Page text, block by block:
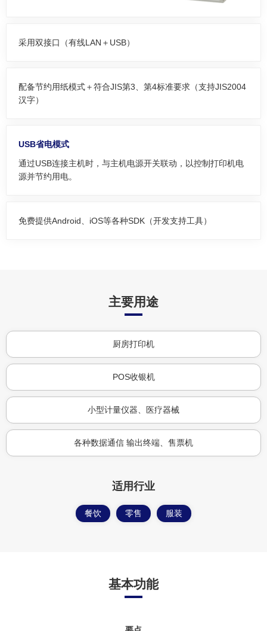
采用双接口（有线LAN＋USB）
配备节约用纸模式＋符合JIS第3、第4标准要求（支持JIS2004
汉字）
USB省电模式
通过USB连接主机时，与主机电源开关联动，以控制打印机电
源并节约用电。
免费提供Android、iOS等各种SDK（开发支持工具）
主要用途
厨房打印机
POS收银机
小型计量仪器、医疗器械
各种数据通信 输出终端、售票机
适用行业
餐饮 零售 服装
基本功能